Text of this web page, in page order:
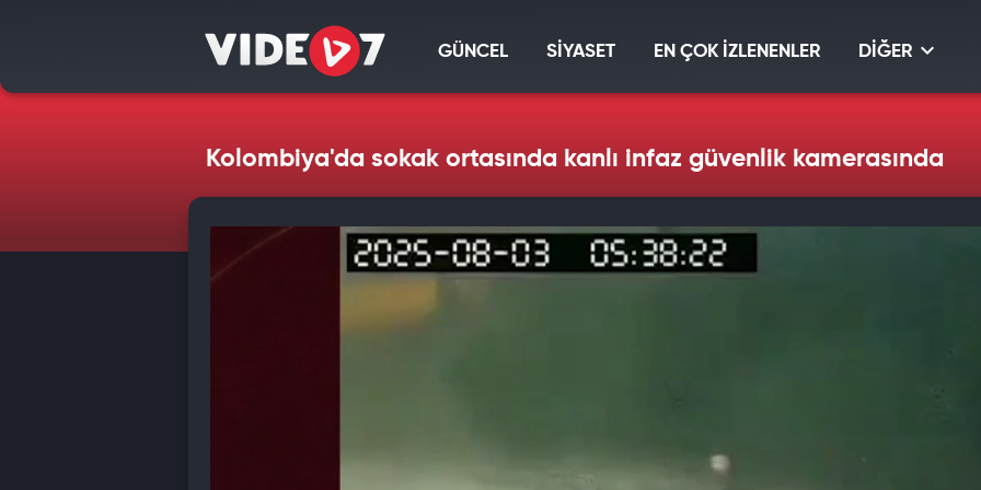
GÜNCEL SİYASET EN ÇOK İZLENENLER DİĞER
Kolombiya'da sokak ortasında kanlı infaz güvenlik kamerasında